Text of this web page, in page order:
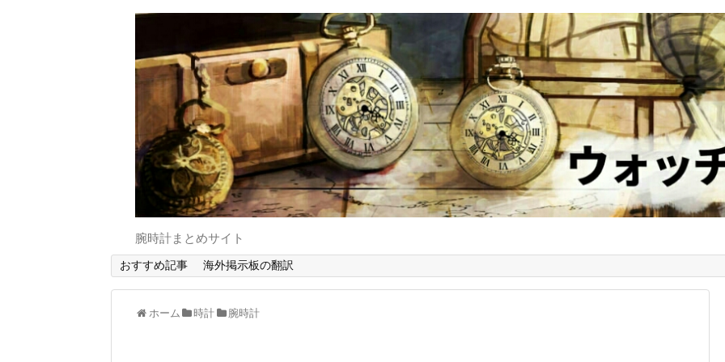
腕時計まとめサイト
おすすめ記事 海外掲示板の翻訳
ホーム 時計 腕時計